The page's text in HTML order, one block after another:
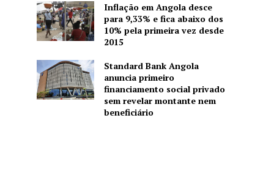
Inflação em Angola desce
para 9,33% e fica abaixo dos
10% pela primeira vez desde
2015
Standard Bank Angola
anuncia primeiro
financiamento social privado
sem revelar montante nem
beneficiário